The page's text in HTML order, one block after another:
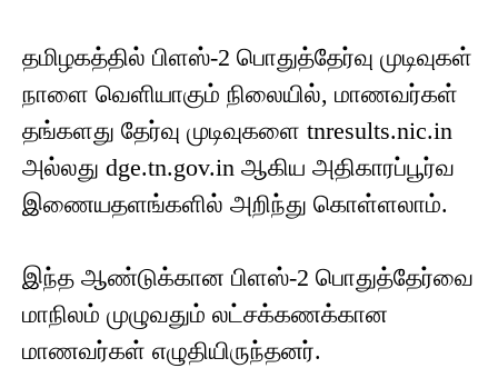
தமிழகத்தில் பிளஸ்-2 பொதுத்தேர்வு முடிவுகள்
நாளை வெளியாகும் நிலையில், மாணவர்கள்
தங்களது தேர்வு முடிவுகளை tnresults.nic.in
அல்லது dge.tn.gov.in ஆகிய அதிகாரப்பூர்வ
இணையதளங்களில் அறிந்து கொள்ளலாம்.
இந்த ஆண்டுக்கான பிளஸ்-2 பொதுத்தேர்வை
மாநிலம் முழுவதும் லட்சக்கணக்கான
மாணவர்கள் எழுதியிருந்தனர்.